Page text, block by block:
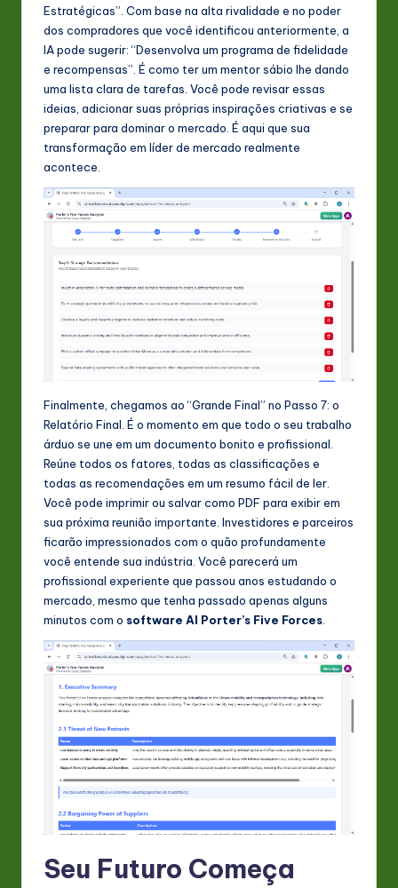
Estratégicas”. Com base na alta rivalidade e no poder
dos compradores que você identificou anteriormente, a
IA pode sugerir: “Desenvolva um programa de fidelidade
e recompensas”. É como ter um mentor sábio lhe dando
uma lista clara de tarefas. Você pode revisar essas
ideias, adicionar suas próprias inspirações criativas e se
preparar para dominar o mercado. É aqui que sua
transformação em líder de mercado realmente
acontece.
Finalmente, chegamos ao “Grande Final” no Passo 7: o
Relatório Final. É o momento em que todo o seu trabalho
árduo se une em um documento bonito e profissional.
Reúne todos os fatores, todas as classificações e
todas as recomendações em um resumo fácil de ler.
Você pode imprimir ou salvar como PDF para exibir em
sua próxima reunião importante. Investidores e parceiros
ficarão impressionados com o quão profundamente
você entende sua indústria. Você parecerá um
profissional experiente que passou anos estudando o
mercado, mesmo que tenha passado apenas alguns
minutos com o software AI Porter’s Five Forces
Seu Futuro Começa